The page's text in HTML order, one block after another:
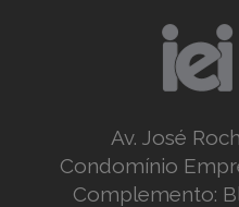
Av. José
Condomínio
Complemento: